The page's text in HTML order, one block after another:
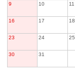
9 10 11
16 17 18
23 24 25
30 31